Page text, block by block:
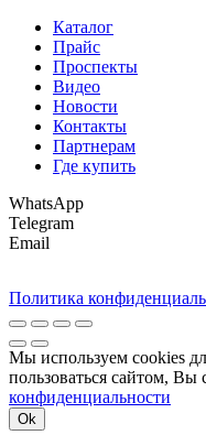
Каталог
Прайс
Проспекты
Видео
Новости
Контакты
Партнерам
Где купить
WhatsApp
Telegram
Email
Политика
Мы используем cookies
пользоваться сайтом, Вы
конфиденциальности
Ok